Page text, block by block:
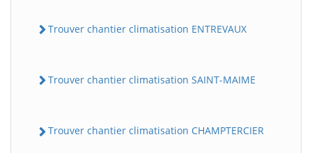
Trouver chantier climatisation ENTREVAUX
Trouver chantier climatisation SAINT-MAIME
Trouver chantier climatisation CHAMPTERCIER